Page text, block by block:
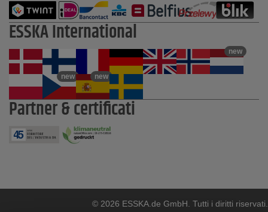
ESSKA International
new
new new
Partner & certificati
© 2026 ESSKA.de GmbH. Tutti i diritti riservati.